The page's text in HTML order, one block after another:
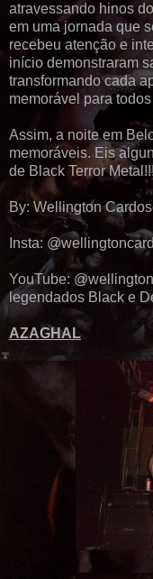
atravessando hinos
em uma jornada que
recebeu atenção e
início demonstraram
transformando cada
memorável para
Assim, a noite em
memoráveis. Eis
de Black Terror
By: Wellington
Insta:
YouTube:
legendados Black e
AZAGHAL